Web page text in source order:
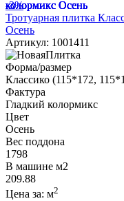
-3%
Тротуарная плитка
Осень
Артикул: 1001411
Форма/размер
Классико (115*172,
Фактура
Гладкий колормикс
Цвет
Осень
Вес поддона
1798
В машине м2
209.88
Цена за: м2